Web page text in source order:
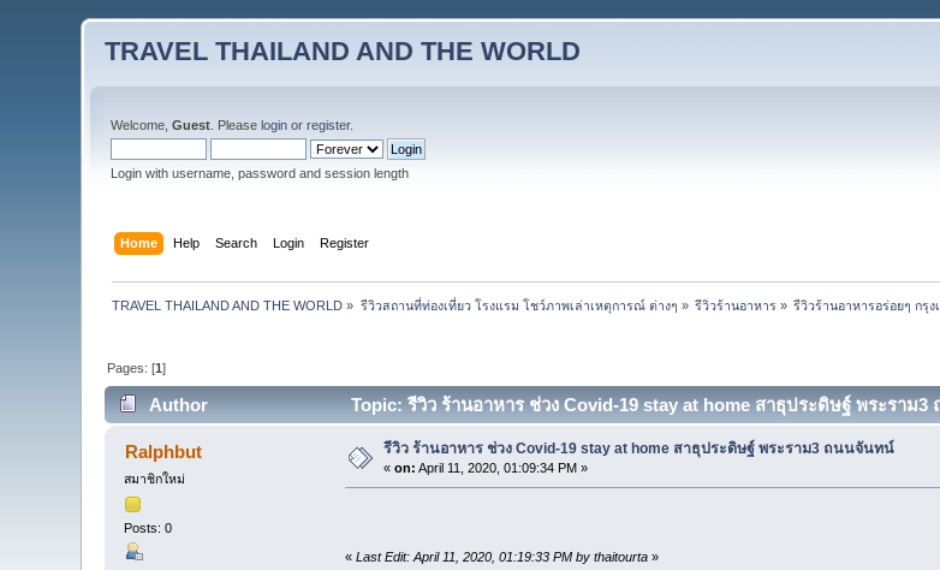
TRAVEL THAILAND AND THE WORLD
Welcome,Guest . Pleaselogin orregister.
Login with username, password and session length
Home Help Search Login Register
TRAVEL THAILAND AND THE WORLD » รีวิวสถานที่ท่องเที่ยว โรงแรม โชว์ภาพเล่าเหตุการณ์ ต่างๆ » รีวิวร้านอาหาร » รีวิวร้านอาหารอร่อยๆ กรุง
Pages: [1]
Author Topic: รีวิว ร้านอาหาร ช่วง Covid-19 stay at home สาธุประดิษฐ์ พระราม
Ralphbut
สมาชิกใหม่
Posts: 0
รีวิว ร้านอาหาร ช่วง Covid-19 stay at home สาธุประดิษฐ์ พระราม3 ถนนจันทน์
«on: April 11, 2020, 01:09:34 PM »
« Last Edit: April 11, 2020, 01:19:33 PM by thaitourta»